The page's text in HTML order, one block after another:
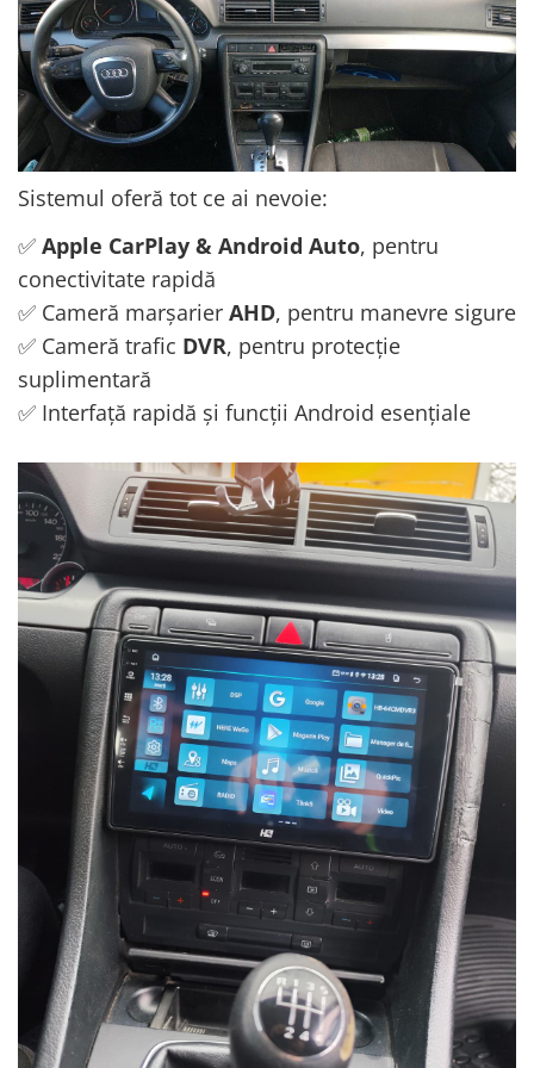
Conectică Ssangyong
Conectică Hummer
Sistemul oferă tot ce ai nevoie:
✅ Apple CarPlay & Android Auto, pentru
conectivitate rapidă
✅ Cameră marșarier AHD, pentru manevre sigure
✅ Cameră trafic DVR, pentru protecție
suplimentară
✅ Interfață rapidă și funcții Android esențiale